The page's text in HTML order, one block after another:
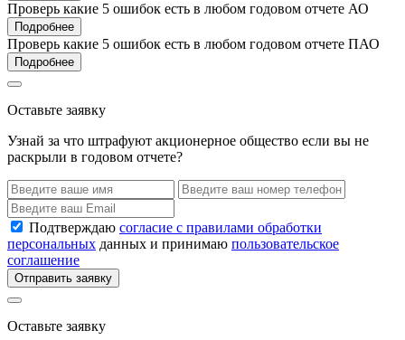
Проверь какие 5 ошибок есть в любом годовом отчете АО
Подробнее
Проверь какие 5 ошибок есть в любом годовом отчете ПАО
Подробнее
Оставьте заявку
Узнай за что штрафуют акционерное общество если вы не
раскрыли в годовом отчете?
Подтверждаю согласие с правилами обработки
персональных данных и принимаю пользовательское
соглашение
Отправить заявку
Оставьте заявку